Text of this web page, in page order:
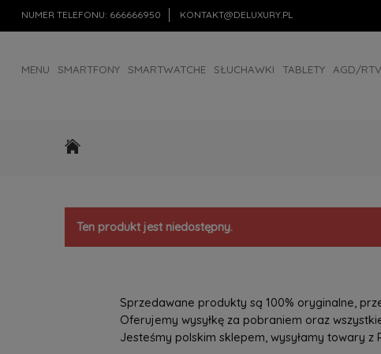
NUMER TELEFONU: 666666950 KONTAKT@DELUXURY.PL
MENU SMARTFONY SMARTWATCHE SŁUCHAWKI TABLETY AGD/RTV
Ten produkt jest niedostępny.
Sprzedawane produkty są 100% oryginalne,
Oferujemy wysyłkę za pobraniem oraz
Jesteśmy polskim sklepem, wysyłamy towary z